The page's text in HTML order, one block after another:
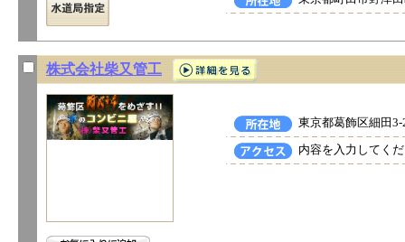
株式会社柴又管工
東京都葛飾区細田
内容を入力してく